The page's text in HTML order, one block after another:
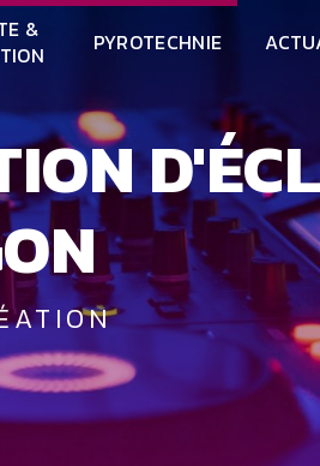
&
PYROTECHNIE